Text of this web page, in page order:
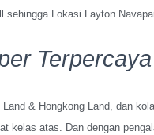
Lokasi Layton
Terpercaya
& Hongkong Land, dan
kelas atas. Dan dengan